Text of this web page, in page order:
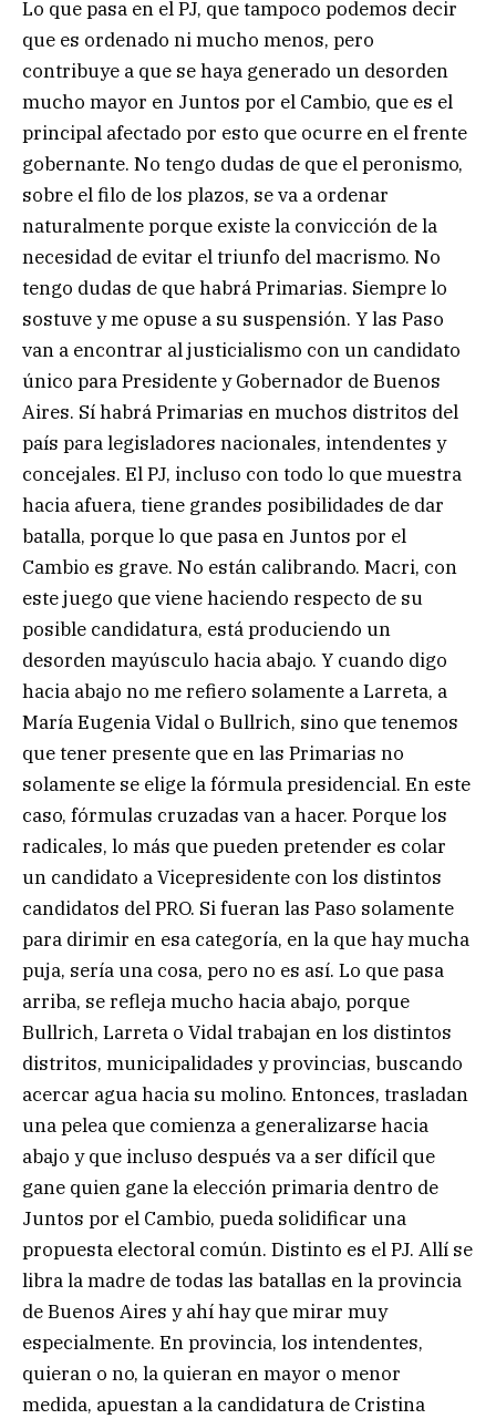
Lo que pasa en el PJ, que tampoco podemos decir
que es ordenado ni mucho menos, pero
contribuye a que se haya generado un desorden
mucho mayor en Juntos por el Cambio, que es el
principal afectado por esto que ocurre en el frente
gobernante. No tengo dudas de que el peronismo,
sobre el filo de los plazos, se va a ordenar
naturalmente porque existe la convicción de la
necesidad de evitar el triunfo del macrismo. No
tengo dudas de que habrá Primarias. Siempre lo
sostuve y me opuse a su suspensión. Y las Paso
van a encontrar al justicialismo con un candidato
único para Presidente y Gobernador de Buenos
Aires. Sí habrá Primarias en muchos distritos del
país para legisladores nacionales, intendentes y
concejales. El PJ, incluso con todo lo que muestra
hacia afuera, tiene grandes posibilidades de dar
batalla, porque lo que pasa en Juntos por el
Cambio es grave. No están calibrando. Macri, con
este juego que viene haciendo respecto de su
posible candidatura, está produciendo un
desorden mayúsculo hacia abajo. Y cuando digo
hacia abajo no me refiero solamente a Larreta, a
María Eugenia Vidal o Bullrich, sino que tenemos
que tener presente que en las Primarias no
solamente se elige la fórmula presidencial. En este
caso, fórmulas cruzadas van a hacer. Porque los
radicales, lo más que pueden pretender es colar
un candidato a Vicepresidente con los distintos
candidatos del PRO. Si fueran las Paso solamente
para dirimir en esa categoría, en la que hay mucha
puja, sería una cosa, pero no es así. Lo que pasa
arriba, se refleja mucho hacia abajo, porque
Bullrich, Larreta o Vidal trabajan en los distintos
distritos, municipalidades y provincias, buscando
acercar agua hacia su molino. Entonces, trasladan
una pelea que comienza a generalizarse hacia
abajo y que incluso después va a ser difícil que
gane quien gane la elección primaria dentro de
Juntos por el Cambio, pueda solidificar una
propuesta electoral común. Distinto es el PJ. Allí se
libra la madre de todas las batallas en la provincia
de Buenos Aires y ahí hay que mirar muy
especialmente. En provincia, los intendentes,
quieran o no, la quieran en mayor o menor
medida, apuestan a la candidatura de Cristina